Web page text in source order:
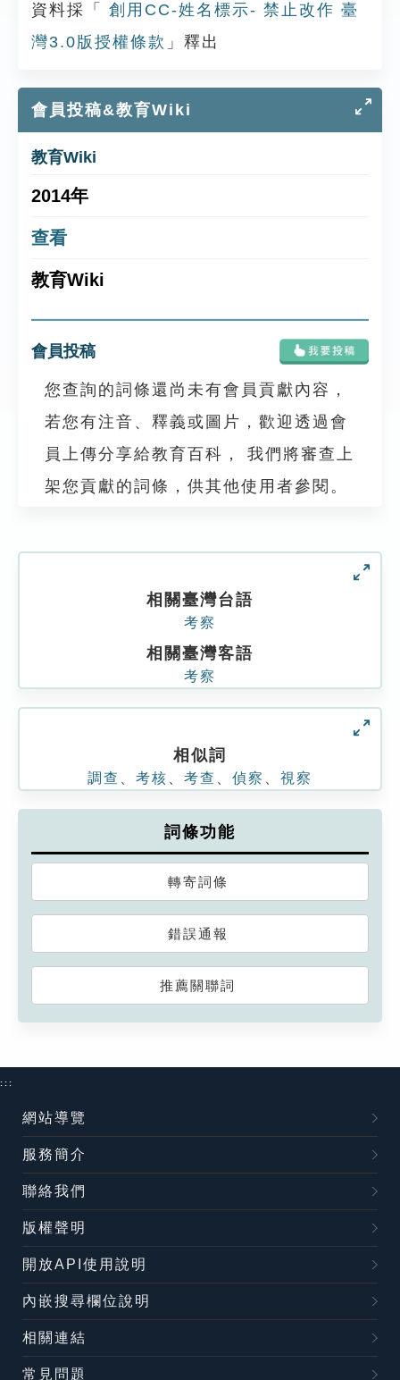
資料採「
創用CC-姓名標示- 禁止改作 臺
灣3.0版授權條款 」釋出
會員投稿&教育Wiki
教育Wiki
2014年
查看
教育Wiki
會員投稿
您查詢的詞條還尚未有會員貢獻內容，
若您有注音、釋義或圖片，歡迎透過會
員上傳分享給教育百科， 我們將審查上
架您貢獻的詞條，供其他使用者參閱。
相關臺灣台語
考察
相關臺灣客語
考察
相似詞
調查 考核 考查 偵察 視察
詞條功能
轉寄詞條
錯誤通報
推薦關聯詞
:::
網站導覽
服務簡介
聯絡我們
版權聲明
開放API使用說明
內嵌搜尋欄位說明
相關連結
常見問題